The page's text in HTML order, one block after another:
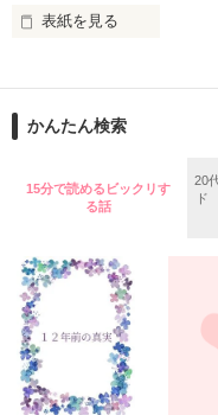
2026.6.5～2026.7.25
＊以前、公開していた話
表紙を見る
ションの企画戦略室で働
めた、同期で恋人の石垣
いた。
守と由羅から『便利屋
ていた雛子に、企画戦
た上、同居まで提案して
鷹哉『宜しくな、俺の雛
雛子『俺の……ひぃ、雛
シゴデキで冷徹な上司が
て……🐥💓🦅
かんたん検索
15分で読めるビックリす
る話
20
ド